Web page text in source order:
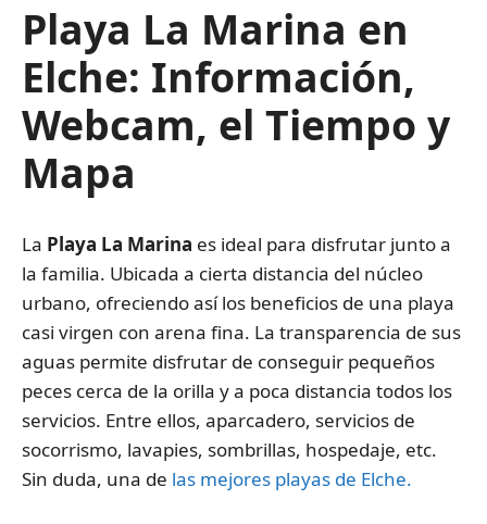
Playa La Marina en
Elche: Información,
Webcam, el Tiempo y
Mapa
La Playa La Marina es ideal para disfrutar junto a
la familia. Ubicada a cierta distancia del núcleo
urbano, ofreciendo así los beneficios de una playa
casi virgen con arena fina. La transparencia de sus
aguas permite disfrutar de conseguir pequeños
peces cerca de la orilla y a poca distancia todos los
servicios. Entre ellos, aparcadero, servicios de
socorrismo, lavapies, sombrillas, hospedaje, etc.
Sin duda, una de las mejores playas de Elche.